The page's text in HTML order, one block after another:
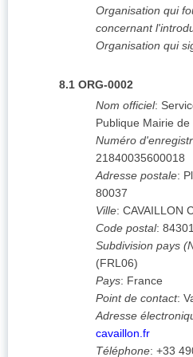
Organisation qui
concernant
Organisation qui
8.1 ORG-0002
Nom officiel:
Publique Mairie de
Numéro
21840035600018
Adresse postale:
80037
Ville: CAVAILLON
Code postal: 84301
Subdivision pays
(FRL06)
Pays: France
Point de contact:
Adresse
cavaillon.fr
Téléphone: +33